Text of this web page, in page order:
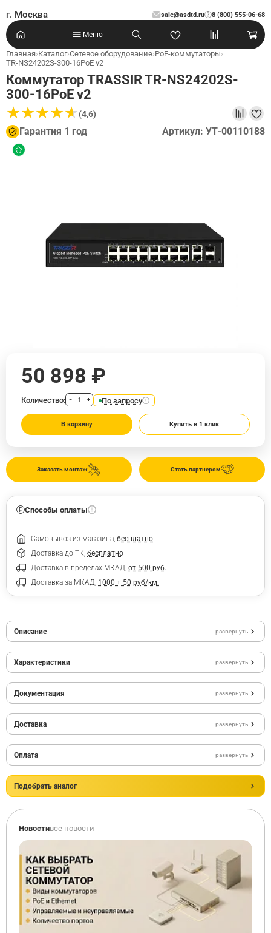
г. Москва sale@asdtd.ru 8 (800) 555-06-68
?
Меню
Главная›Каталог›Сетевое оборудование›PoE-коммутаторы›
TR-NS24202S-300-16PoE v2
Коммутатор TRASSIR TR-NS24202S-
300-16PoE v2
★★★★★
★★★★★(4,6)
Гарантия 1 год Артикул: УТ-00110188
Стать партнером
Заказать монтаж
50 898 ₽
Количество: − + По запросу
В корзину Купить в 1 клик
Способы оплаты
Самовывоз из магазина, бесплатно
Доставка до ТК, бесплатно
Доставка в пределах МКАД, от 500 руб.
Доставка за МКАД, 1000 + 50 руб/км.
Описание развернуть
Характеристики развернуть
Документация развернуть
Доставка развернуть
Оплата развернуть
Подобрать аналог
Новостивсе новости